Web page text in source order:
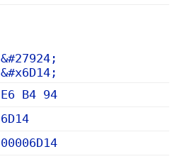
&#27924;
&#x6D14;
E6 B4 94
6D14
00006D14